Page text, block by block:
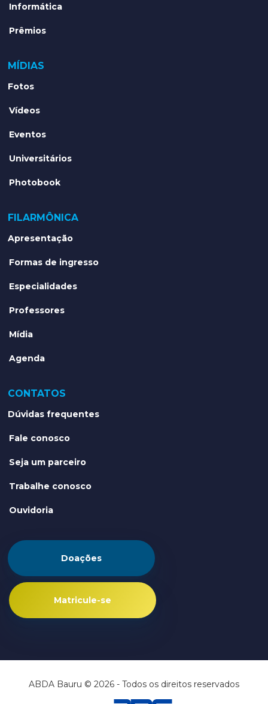
Informática
Prêmios
MÍDIAS
Fotos
Vídeos
Eventos
Universitários
Photobook
FILARMÔNICA
Apresentação
Formas de ingresso
Especialidades
Professores
Mídia
Agenda
CONTATOS
Dúvidas frequentes
Fale conosco
Seja um parceiro
Trabalhe conosco
Ouvidoria
Doações
Matricule-se
ABDA Bauru © 2026 - Todos os direitos reservados